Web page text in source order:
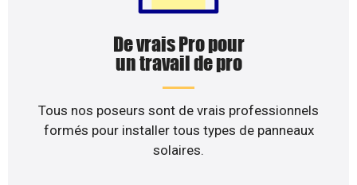
De vrais Pro pour
un travail de pro
Tous nos poseurs sont de vrais professionnels
formés pour installer tous types de panneaux
solaires.